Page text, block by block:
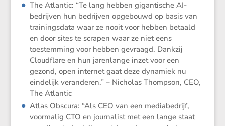
The Atlantic: “Te lang hebben gigan­ti­sche AI-
bedrijven hun bedrijven opgebouwd op basis van
trainings­data waar ze nooit voor hebben betaald
en door sites te scrapen waar ze niet eens
toestem­ming voor hebben gevraagd. Dankzij
Cloud­flare en hun jaren­lange inzet voor een
gezond, open internet gaat deze dynamiek nu
einde­lijk veran­deren.” – Nicholas Thompson, CEO,
The Atlantic
Atlas Obscura: “Als CEO van een media­be­drijf,
voormalig CTO en journa­list met een lange staat